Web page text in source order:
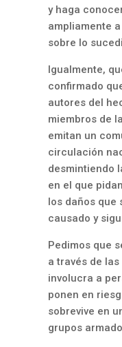
y haga
ampliamente
sobre lo
Igualmente,
confirmado
autores del
miembros de
emitan un
circulación
desmintiendo
en el que
los daños que
causado y
Pedimos que
a través de
involucra a
ponen en
sobrevive en
grupos